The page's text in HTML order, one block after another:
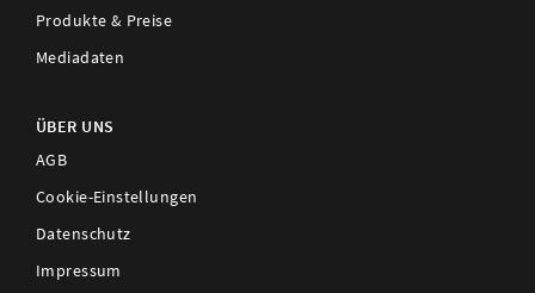
Produkte & Preise
Mediadaten
ÜBER UNS
AGB
Cookie-Einstellungen
Datenschutz
Impressum